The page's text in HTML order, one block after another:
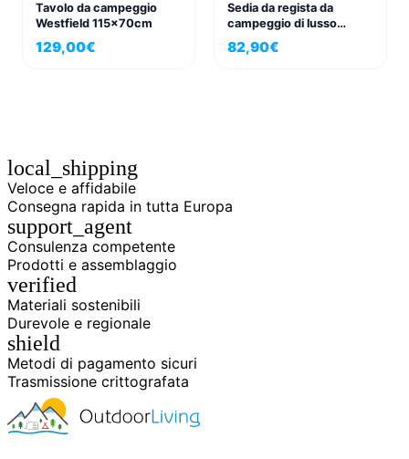
Tavolo da campeggio
Westfield 115x70cm
129,00€
Sedia da regista da
campeggio di lusso
Toscana, ideale per
camper
82,90€
local_shipping
Veloce e affidabile
Consegna rapida in tutta Europa
support_agent
Consulenza competente
Prodotti e assemblaggio
verified
Materiali sostenibili
Durevole e regionale
shield
Metodi di pagamento sicuri
Trasmissione crittografata